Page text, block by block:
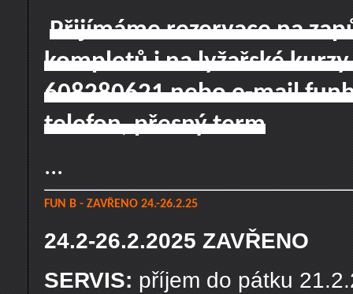
Přijímáme rezervace na
kompletů i na lyžařské
608280621 nebo e-mail
telefon, přesný term
...
FUN B - ZAVŘENO 24.-26.2.25
24.2-26.2.2025 ZAVŘENO
SERVIS:příjem do pátku